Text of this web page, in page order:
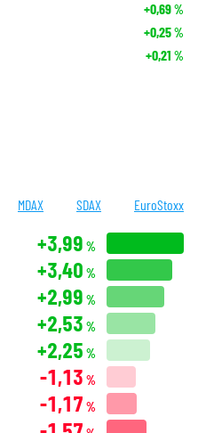
+0,69%
+0,25%
+0,21 %
MDAX SDAX EuroStoxx
+3,99 %
+3,40 %
+2,99 %
+2,53 %
+2,25 %
-1,13 %
-1,17 %